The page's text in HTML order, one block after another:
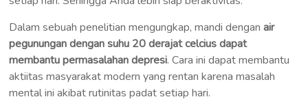
Dalam sebuah penelitian mengungkap, mandi denganair
pegunungan dengan suhu 20 derajat celcius dapat
membantu permasalahan depresi. Cara ini dapat membantu
aktiitas masyarakat modern yang rentan karena masalah
mental ini akibat rutinitas padat setiap hari.